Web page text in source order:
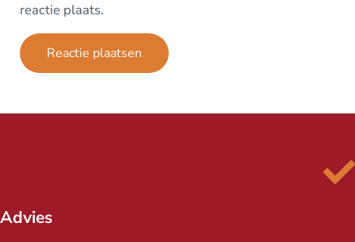
reactie plaats.
Advies